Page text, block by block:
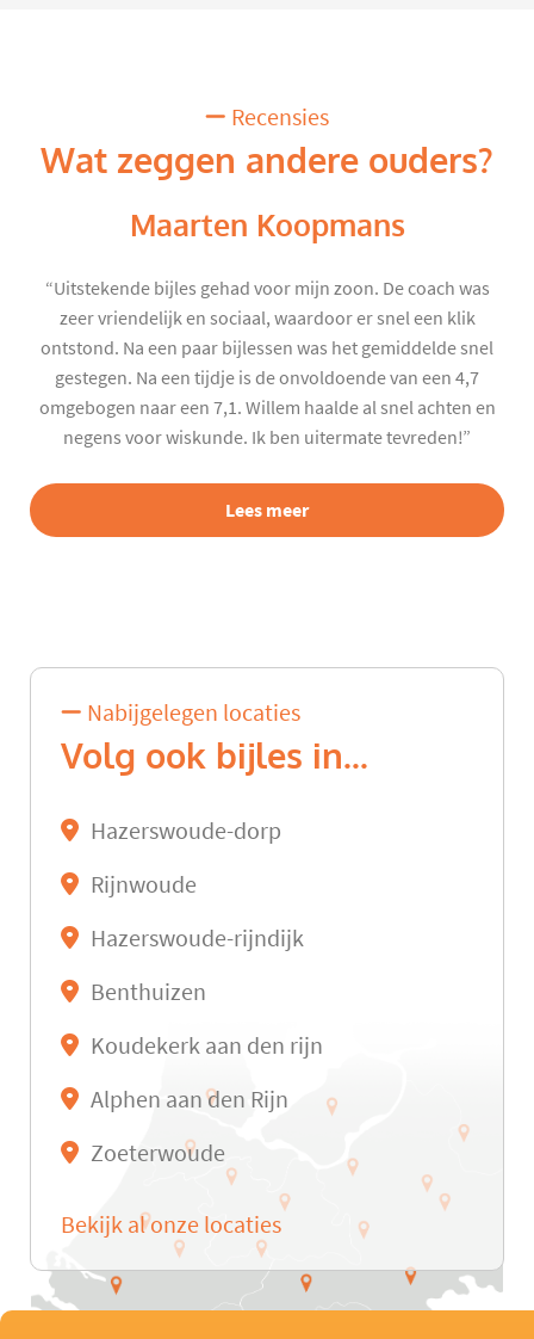
Recensies
Wat zeggen andere ouders?
Maarten Koopmans
“Uitstekende bijles gehad voor mijn zoon. De coach was
zeer vriendelijk en sociaal, waardoor er snel een klik
ontstond. Na een paar bijlessen was het gemiddelde snel
gestegen. Na een tijdje is de onvoldoende van een 4,7
omgebogen naar een 7,1. Willem haalde al snel achten en
negens voor wiskunde. Ik ben uitermate tevreden!”
Lees meer
Nabijgelegen locaties
Volg ook bijles in...
Hazerswoude-dorp
Rijnwoude
Hazerswoude-rijndijk
Benthuizen
Koudekerk aan den rijn
Alphen aan den Rijn
Zoeterwoude
Bekijk al onze locaties